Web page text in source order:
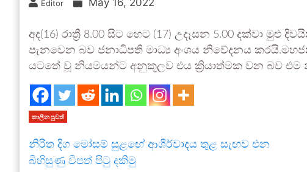
Editor May 16, 2022
අද(16) රාත්‍රී 8.00 සිට හෙට (17) උදෑසන 5.00 දක්වා මුළු
පැනවෙන බව ජනාධිපති මාධ්‍ය අංශය නිවේදනය
යටතේ වූ නියමයන්ට අනුකූලව එය ක්‍රියාත්මක වන බව එම
කාලීන පුවත්
නිරිත දිග මෝසම් සුළඟේ ආශීර්වාදය තුළ සැඟව එන
බිහිසුණු විපත් පිටු දකිමු